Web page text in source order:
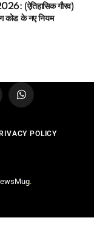
(ऐतिहासिक गौरव)
कोड के नए नियम
WhatsApp
POLICY
.